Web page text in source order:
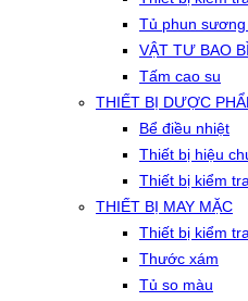
Tủ phun
VẬT TƯ BAO BÌ
Tấm cao su
THIẾT BỊ DƯỢC
Bể điều nhiệt
Thiết bị hiệu
Thiết bị kiểm
THIẾT BỊ MAY MẶC
Thiết bị kiểm tra
Thước xám
Tủ so màu